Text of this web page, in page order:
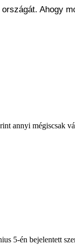
Ahogy
annyi mégiscsak
5-én bejelentett